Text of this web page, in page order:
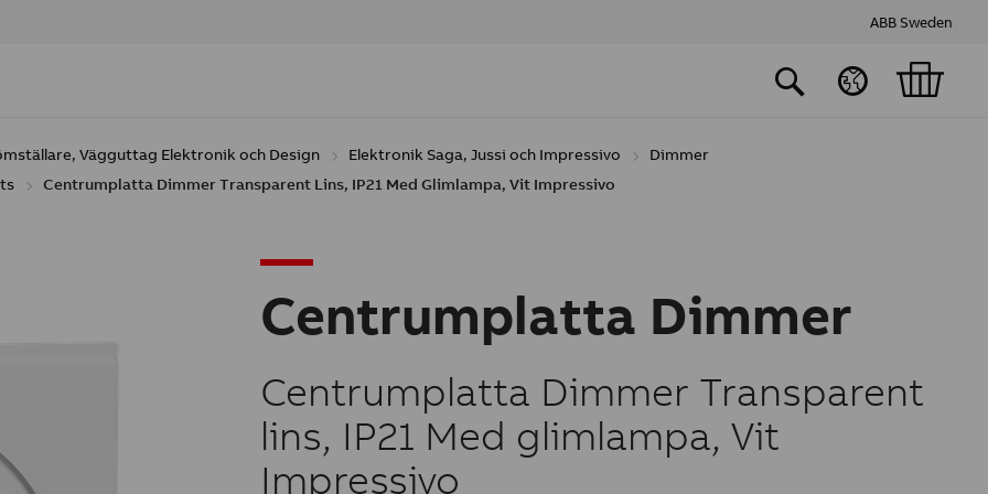
ABB Sweden
Vägguttag Elektronik och Design Elektronik Saga, Jussi och Impressivo
Dimmer
Centrumplatta Dimmer Transparent Lins, IP21 Med Glimlampa, Vit Impressivo
Centrumplatta Dimmer
Centrumplatta Dimmer Transparent
lins, IP21 Med glimlampa, Vit
Impressivo